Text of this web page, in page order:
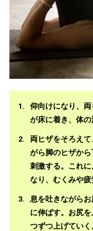
仰向けになり、
が床に着き、体の
両ヒザをそろえ
がら脚のヒザか
刺激する。これ
なり、むくみや疲
息を吐きながら
に伸ばす。お尻
つずつ上げてい